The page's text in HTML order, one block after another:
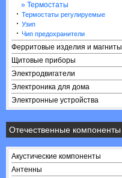
» Термостаты
· Термостаты регулируемые
· Узип
· Чип предохранители
Ферритовые изделия и магниты
Щитовые приборы
Электродвигатели
Электроника для дома
Электронные устройства
Отечественные компоненты
Акустические компоненты
Антенны